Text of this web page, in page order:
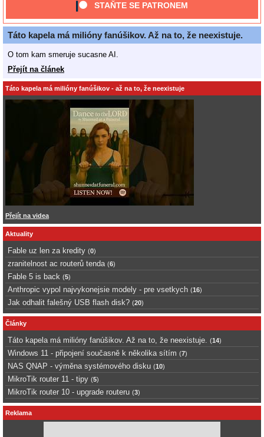
STAŇTE SE PATRONEM
Táto kapela má milióny fanúšikov. Až na to, že neexistuje.
O tom kam smeruje sucasne AI.
Přejít na článek
Táto kapela má milióny fanúšikov - až na to, že neexistuje
Přejít na videa
Aktuality
Fable uz len za kredity (0)
zranitelnost ac routerů tenda (6)
Fable 5 is back (5)
Anthropic vypol najvykonejsie modely - pre vsetkych (16)
Jak odhalit falešný USB flash disk? (20)
Články
Táto kapela má milióny fanúšikov. Až na to, že neexistuje. (14)
Windows 11 - připojení současně k několika sítím (7)
NAS QNAP - výměna systémového disku (10)
MikroTik router 11 - tipy (5)
MikroTik router 10 - upgrade routeru (3)
Reklama